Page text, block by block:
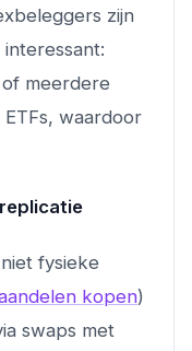
zijn
meerdere
waardoor
fysieke
kopen)
swaps met